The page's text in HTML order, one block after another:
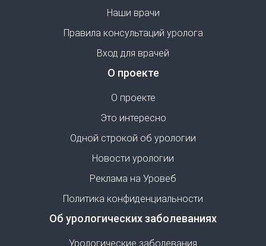
Наши врачи
Правила консультаций уролога
Вход для врачей
О проекте
О проекте
Это интересно
Одной строкой об урологии
Новости урологии
Реклама на Уровеб
Политика конфиденциальности
Об урологических заболеваниях
Урологические заболевания